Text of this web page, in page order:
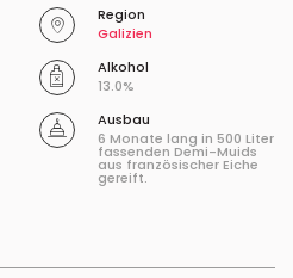
Region
Galizien
Alkohol
13.0%
Ausbau
6 Monate lang in 500 Liter
fassenden Demi-Muids
aus französischer Eiche
gereift.